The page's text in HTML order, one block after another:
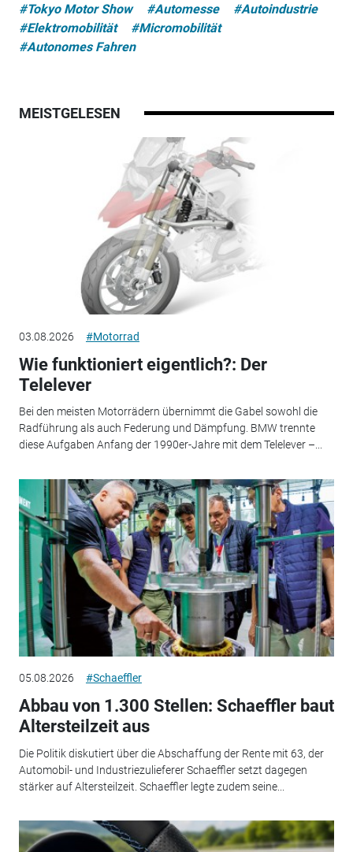
#Tokyo Motor Show #Automesse
#Autoindustrie
#Elektromobilität
#Micromobilität
#Autonomes Fahren
MEISTGELESEN
03.08.2026 #Motorrad
Wie funktioniert eigentlich?: Der
Telelever
Bei den meisten Motorrädern übernimmt die Gabel sowohl die
Radführung als auch Federung und Dämpfung. BMW trennte
diese Aufgaben Anfang der 1990er-Jahre mit dem Telelever –...
05.08.2026 #Schaeffler
Abbau von 1.300 Stellen: Schaeffler baut
Altersteilzeit aus
Die Politik diskutiert über die Abschaffung der Rente mit 63, der
Automobil- und Industriezulieferer Schaeffler setzt dagegen
stärker auf Altersteilzeit. Schaeffler legte zudem seine...